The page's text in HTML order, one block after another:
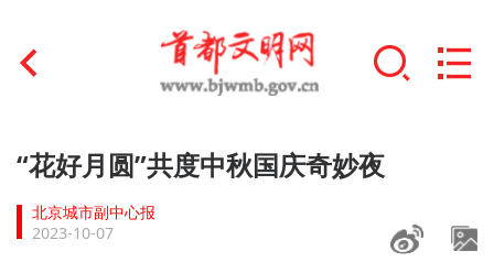
首页
文明创建
“花好月圆”共度中秋国庆奇妙夜
北京城市副中心报
2023-10-07